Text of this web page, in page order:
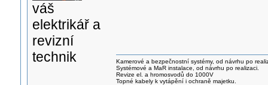
váš
elektrikář a
revizní
technik
Kamerové a bezpečnostní systémy, od návrhu po
Systémové a MaR instalace, od návrhu po realizaci.
Revize el. a hromosvodů do 1000V
Topné kabely k vytápění i ochraně majetku.